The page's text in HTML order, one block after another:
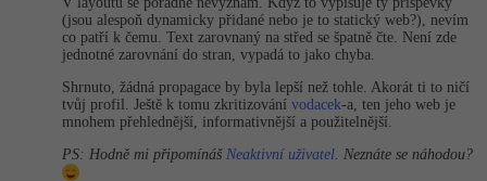
(jsou alespoň dynamicky přidané nebo je to statický web?), nevím
co patří k čemu. Text zarovnaný na střed se špatně čte. Není zde
jednotné zarovnání do stran, vypadá to jako chyba.
Shrnuto, žádná propagace by byla lepší než tohle. Akorát ti to ničí
tvůj profil. Ještě k tomu zkritizování vodacek-a, ten jeho web je
mnohem přehlednější, informativnější a použitelnější.
PS: Hodně mi připomínáš Neaktivní uživatel . Neznáte se náhodou?